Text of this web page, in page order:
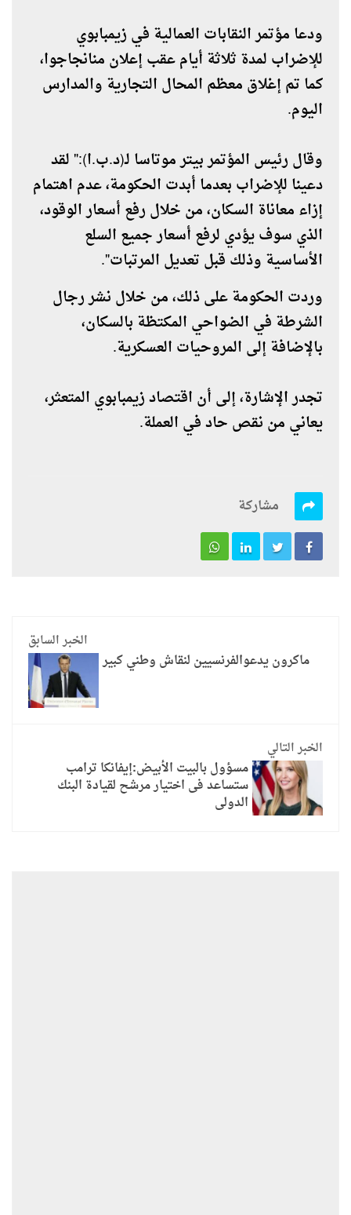
ودعا مؤتمر النقابات العمالية في زيمبابوي
للإضراب لمدة ثلاثة أيام عقب إعلان منانجاجوا،
كما تم إغلاق معظم المحال التجارية والمدارس
اليوم.
وقال رئيس المؤتمر بيتر موتاسا لـ(د.ب.ا):" لقد
دعينا للإضراب بعدما أبدت الحكومة، عدم اهتمام
إزاء معاناة السكان، من خلال رفع أسعار الوقود،
الذي سوف يؤدي لرفع أسعار جميع السلع
الأساسية وذلك قبل تعديل المرتبات".
وردت الحكومة على ذلك، من خلال نشر رجال
الشرطة في الضواحي المكتظة بالسكان،
بالإضافة إلى المروحيات العسكرية.
تجدر الإشارة، إلى أن اقتصاد زيمبابوي المتعثر،
يعاني من نقص حاد في العملة.
مشاركة
الخبر السابق
ماكرون يدعوالفرنسيين لنقاش وطني كبير
الخبر التالي
مسؤول بالبيت الأبيض:إيفانكا ترامب
ستساعد فى اختيار مرشح لقيادة البنك
الدولى